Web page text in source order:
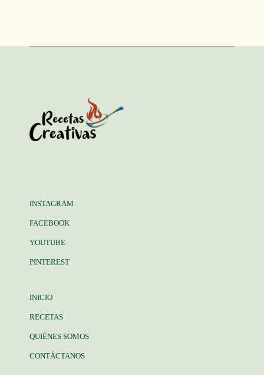
INSTAGRAM
FACEBOOK
YOUTUBE
PINTEREST
INICIO
RECETAS
QUIÉNES SOMOS
CONTÁCTANOS